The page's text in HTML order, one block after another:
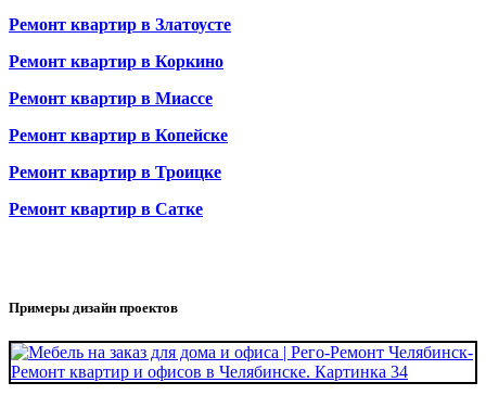
Ремонт квартир в Златоусте
Ремонт квартир в Коркино
Ремонт квартир в Миассе
Ремонт квартир в Копейске
Ремонт квартир в Троицке
Ремонт квартир в Сатке
Примеры дизайн проектов